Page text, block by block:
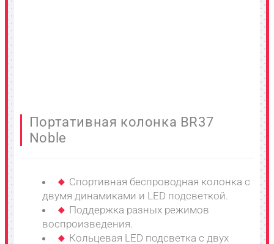
Портативная колонка BR37
Noble
Спортивная беспроводная колонка с
двумя динамиками и LED подсветкой.
Поддержка разных режимов
воспроизведения.
Кольцевая LED подсветка с двух